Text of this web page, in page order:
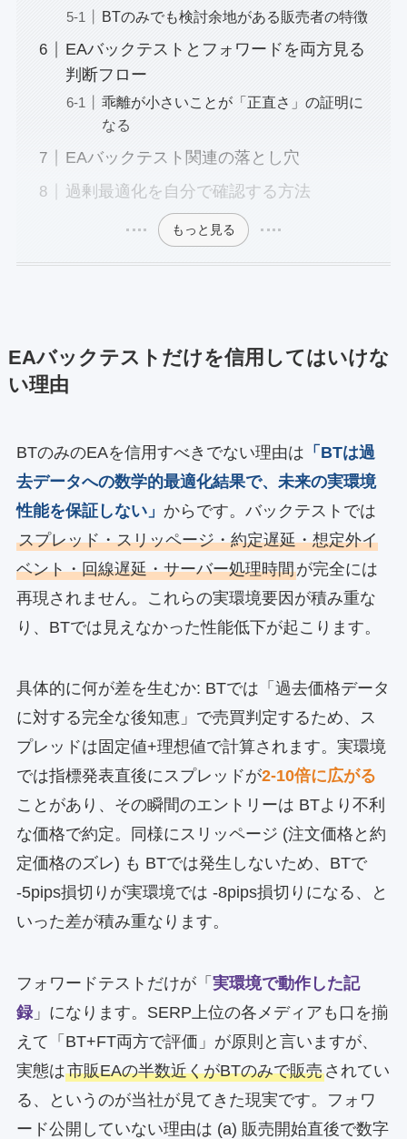
BTのみでも検討余地がある販売者の特徴
EAバックテストとフォワードを両方見る
判断フロー
乖離が小さいことが「正直さ」の証明に
なる
EAバックテスト関連の落とし穴
過剰最適化を自分で確認する方法
もっと見る
EAバックテストだけを信用してはいけな
い理由
BTのみのEAを信用すべきでない理由は 「BTは過
去データへの数学的最適化結果で、未来の実環境
性能を保証しない」 からです。バックテストでは
スプレッド・スリッページ・約定遅延・想定外イ
ベント・回線遅延・サーバー処理時間が完全には
再現されません。これらの実環境要因が積み重な
り、BTでは見えなかった性能低下が起こります。
具体的に何が差を生むか: BTでは「過去価格データ
に対する完全な後知恵」で売買判定するため、ス
プレッドは固定値+理想値で計算されます。実環境
では指標発表直後にスプレッドが2-10倍に広がる
ことがあり、その瞬間のエントリーは BTより不利
な価格で約定。同様にスリッページ (注文価格と約
定価格のズレ) も BTでは発生しないため、BTで
-5pips損切りが実環境では -8pips損切りになる、と
いった差が積み重なります。
フォワードテストだけが「 実環境で動作した記
録」になります。SERP上位の各メディアも口を揃
えて「BT+FT両方で評価」が原則と言いますが、
実態は市販EAの半数近くがBTのみで販売されてい
る、というのが当社が見てきた現実です。フォワ
ード公開していない理由は (a) 販売開始直後で数字